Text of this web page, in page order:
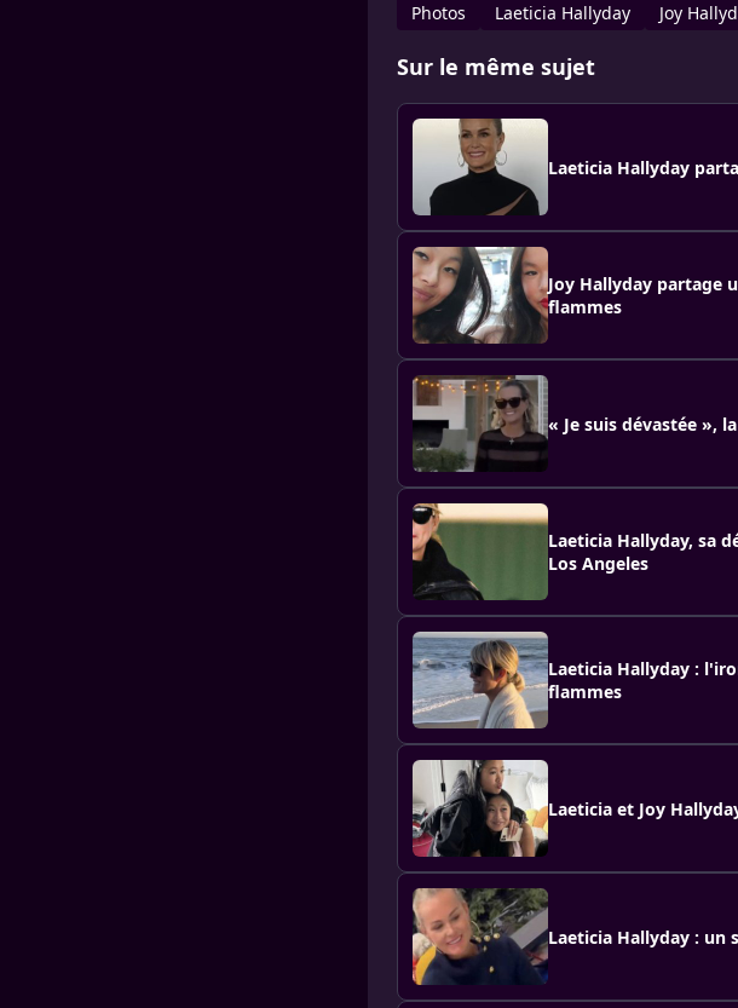
Photos
Laeticia Hallyday Joy
Sur le même sujet
Laeticia Hallyday
Joy Hallyday partage
flammes
« Je suis dévastée »,
Laeticia Hallyday, sa
Los Angeles
Laeticia Hallyday :
flammes
Laeticia et Joy
Laeticia Hallyday : un